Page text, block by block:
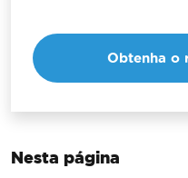
Nesta página